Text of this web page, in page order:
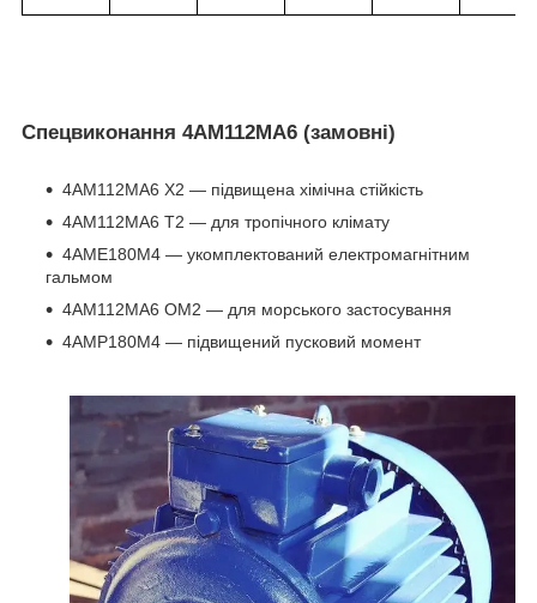
Спецвиконання 4АМ112МА6 (замовні)
4АМ112МА6 Х2 ― підвищена хімічна стійкість
4АМ112МА6 Т2 ― для тропічного клімату
4АМЕ180М4 ― укомплектований електромагнітним
гальмом
4АМ112МА6 ОМ2 ― для морського застосування
4АМР180М4 ― підвищений пусковий момент